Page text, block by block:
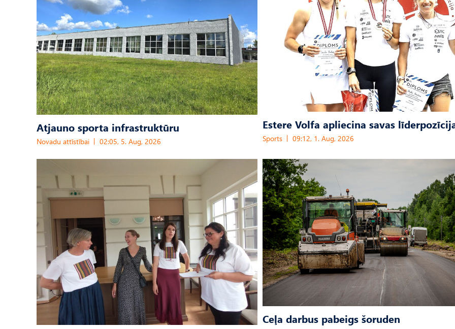
Atjauno sporta infrastruktūru
Novadu attīstībai 02:05, 5. Aug, 2026
Estere Volfa apliecina savas
Sports 09:12, 1. Aug, 2026
Ceļa darbus pabeigs šoruden